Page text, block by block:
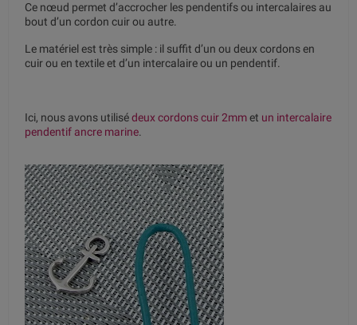
Ce nœud permet d’accrocher les pendentifs ou intercalaires au
bout d’un cordon cuir ou autre.
Le matériel est très simple : il suffit d’un ou deux cordons en
cuir ou en textile et d’un intercalaire ou un pendentif.
Ici, nous avons utilisédeux cordons cuir 2mmet un intercalaire
pendentif ancre marine.